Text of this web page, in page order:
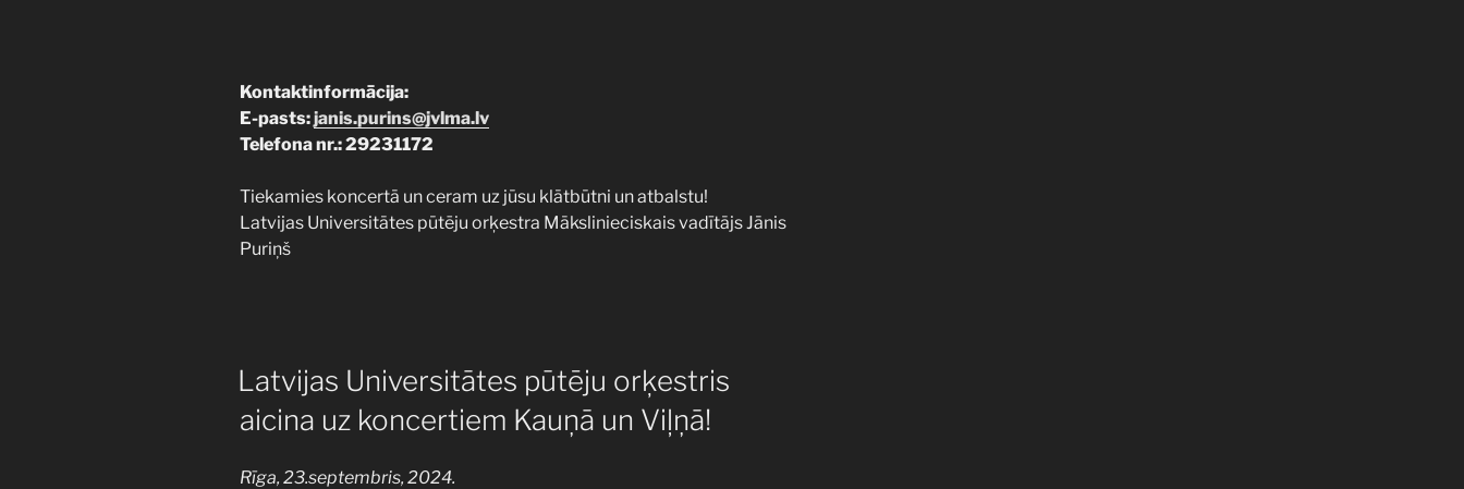
Kontaktinformācija:
E-pasts:janis.purins@jvlma.lv
Telefona nr.: 29231172
Tiekamies koncertā un ceram uz jūsu klātbūtni un atbalstu!
Latvijas Universitātes pūtēju orķestra Mākslinieciskais vadītājs Jānis
Puriņš
PUBLICĒTS
Latvijas Universitātes pūtēju orķestris
aicina uz koncertiem Kauņā un Viļņā!
Rīga, 23.septembris, 2024.